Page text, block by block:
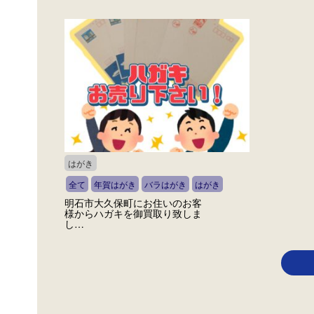
はがき
全て
年賀はがき バラはがき はがき
明石市大久保町にお住いのお客
様からハガキを御買取り致しま
し…